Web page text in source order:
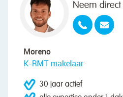
Neem
Moreno
K-RMT makelaar
30 jaar actief